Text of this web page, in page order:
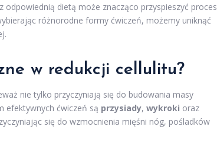
odpowiednią dietą może znacząco przyspieszyć proces
różnorodne formy ćwiczeń, możemy uniknąć
w redukcji cellulitu?
nie tylko przyczyniają się do budowania masy
efektywnych ćwiczeń są przysiady, wykroki oraz
się do wzmocnienia mięśni nóg, pośladków